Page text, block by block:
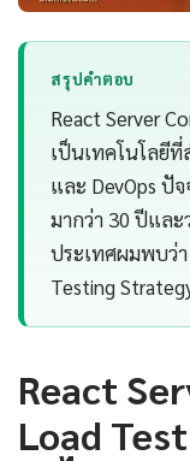
สรุปคำตอบ
React Server
เป็นเทคโนโลยี
และ DevOps
มากว่า 30 ปีและ
ประเทศผมพบว่า
Testing
React
Load